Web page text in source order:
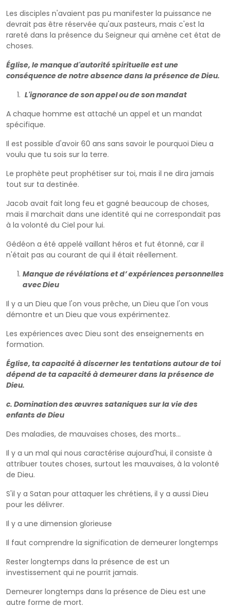
Les disciples n'avaient pas pu manifester la puissance ne
devrait pas être réservée qu'aux pasteurs, mais c'est la
rareté dans la présence du Seigneur qui amène cet état de
choses.
Église, le manque d'autorité spirituelle est une
conséquence de notre absence dans la présence de Dieu.
L'ignorance de son appel ou de son mandat
A chaque homme est attaché un appel et un mandat
spécifique.
Il est possible d'avoir 60 ans sans savoir le pourquoi Dieu a
voulu que tu sois sur la terre.
Le prophète peut prophétiser sur toi, mais il ne dira jamais
tout sur ta destinée.
Jacob avait fait long feu et gagné beaucoup de choses,
mais il marchait dans une identité qui ne correspondait pas
à la volonté du Ciel pour lui.
Gédéon a été appelé vaillant héros et fut étonné, car il
n'était pas au courant de qui il était réellement.
Manque de révélations et d’ expériences personnelles
avec Dieu
Il y a un Dieu que l'on vous prêche, un Dieu que l'on vous
démontre et un Dieu que vous expérimentez.
Les expériences avec Dieu sont des enseignements en
formation.
Église, ta capacité à discerner les tentations autour de toi
dépend de ta capacité à demeurer dans la présence de
Dieu.
c. Domination des œuvres sataniques sur la vie des
enfants de Dieu
Des maladies, de mauvaises choses, des morts...
Il y a un mal qui nous caractérise aujourd'hui, il consiste à
attribuer toutes choses, surtout les mauvaises, à la volonté
de Dieu.
S'il y a Satan pour attaquer les chrétiens, il y a aussi Dieu
pour les délivrer.
Il y a une dimension glorieuse
Il faut comprendre la signification de demeurer longtemps
Rester longtemps dans la présence de est un
investissement qui ne pourrit jamais.
Demeurer longtemps dans la présence de Dieu est une
autre forme de mort.